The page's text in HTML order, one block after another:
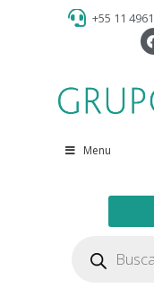
+55 11
Menu